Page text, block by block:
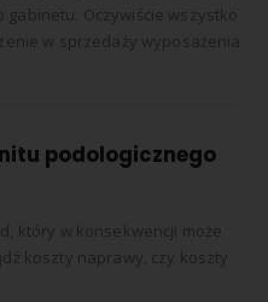
Oczywiście wszystko
w sprzedaży wyposażenia
podologicznego
który w konsekwencji może
koszty naprawy, czy koszty